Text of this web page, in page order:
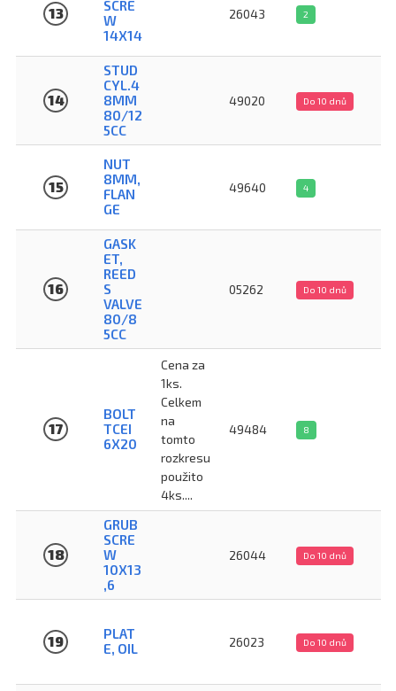
13
SCRE
W
14X14
26043 2
14
STUD
CYL.4
8MM
80/12
5CC
49020 Do 10 dnů
15
NUT
8MM,
FLAN
GE
49640 4
16
GASK
ET,
REED
S
VALVE
80/8
5CC
05262 Do 10 dnů
17
BOLT
TCEI
6X20
Cena za
1ks.
Celkem
na
tomto
rozkresu
použito
4ks....
49484 8
18
GRUB
SCRE
W
10X13
,6
26044 Do 10 dnů
19
PLAT
E, OIL
26023 Do 10 dnů